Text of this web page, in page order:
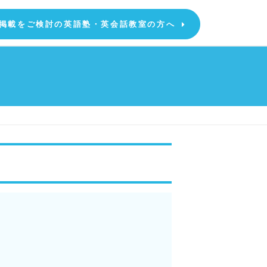
載をご検討の英語塾・英会話教室の方へ